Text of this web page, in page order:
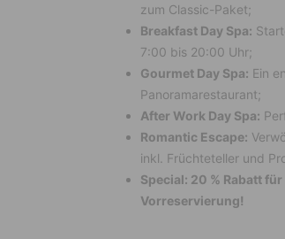
zum Classic-Paket;
Breakfast Day Spa:
7:00 bis 20:00 Uhr;
Gourmet Day Spa: Ein
Panoramarestaurant;
After Work Day Spa:
Romantic Escape:
inkl. Früchteteller und
Special: 20 % Rabatt
Vorreservierung!